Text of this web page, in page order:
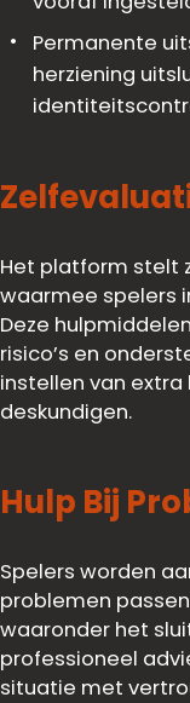
Permanente
herziening
Het platform stelt
waarmee spelers
Deze
risico’s en
instellen van
deskundigen.
Hulp Bij
Spelers worden
problemen
waaronder het
professioneel
situatie met